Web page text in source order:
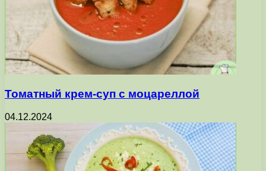
Томатный крем-суп с моцареллой
04.12.2024